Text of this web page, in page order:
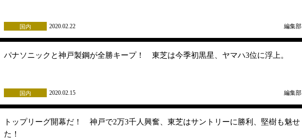
国内 2020.02.22 編集部
パナソニックと神戸製鋼が全勝キープ！ 東芝は今季初黒星、ヤマハ3位に浮上。
国内 2020.02.15 編集部
トップリーグ開幕だ！ 神戸で2万3千人興奮、東芝はサントリーに勝利、堅樹も魅せ
た！